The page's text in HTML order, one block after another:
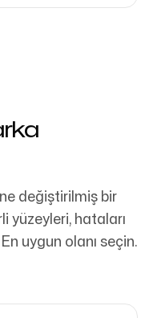
değiştirilmiş bir
yüzeyleri, hataları
uygun olanı seçin.